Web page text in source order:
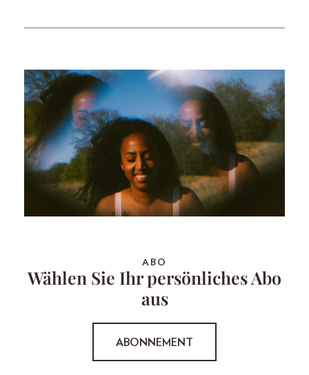
ABO
Wählen Sie Ihr persönliches Abo
aus
ABONNEMENT